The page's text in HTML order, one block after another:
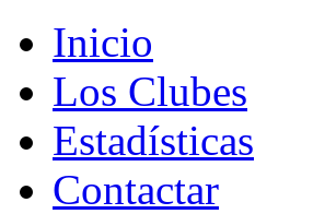
Inicio
Los Clubes
Estadísticas
Contactar